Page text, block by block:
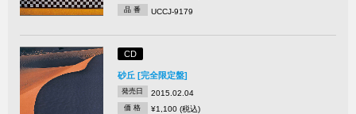
品 番 UCCJ-9179
CD
砂丘 [完全限定盤]
発売日 2015.02.04
価 格 ¥1,100 (税込)